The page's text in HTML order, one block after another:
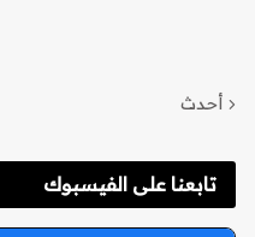
أحدث
تابعنا على الفيسبوك